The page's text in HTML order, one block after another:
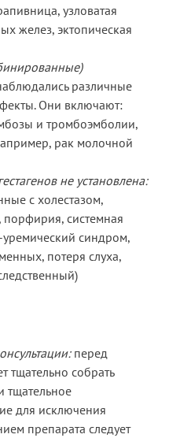
узловатая
желез, эктопическая
различные
Они включают:
и тромбоэмболии,
рак молочной
не установлена:
с холестазом,
системная
уремический синдром,
потеря слуха,
перед
тщательно собрать
тщательное
для исключения
препарата следует